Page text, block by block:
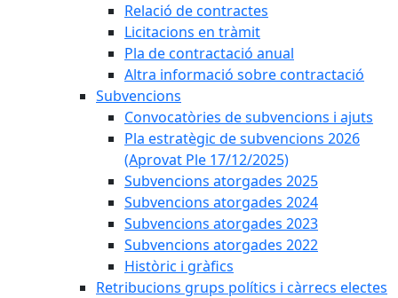
Relació de contractes
Licitacions en tràmit
Pla de contractació anual
Altra informació sobre contractació
Subvencions
Convocatòries de subvencions i ajuts
Pla estratègic de subvencions 2026
(Aprovat Ple 17/12/2025)
Subvencions atorgades 2025
Subvencions atorgades 2024
Subvencions atorgades 2023
Subvencions atorgades 2022
Històric i gràfics
Retribucions grups polítics i càrrecs electes